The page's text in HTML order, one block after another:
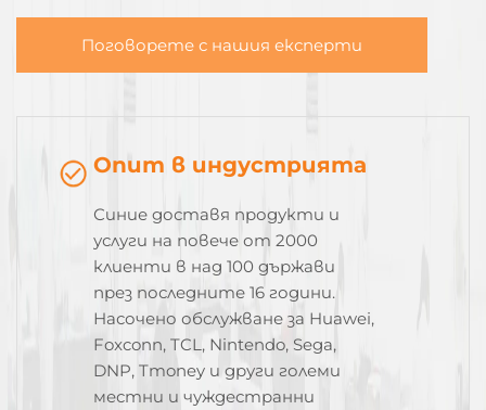
Поговорете с нашия експерти
Опит в индустрията
Синие доставя продукти и
услуги на повече от 2000
клиенти в над 100 държави
през последните 16 години.
Насочено обслужване за Huawei,
Foxconn, TCL, Nintendo, Sega,
DNP, Tmoney и други големи
местни и чуждестранни